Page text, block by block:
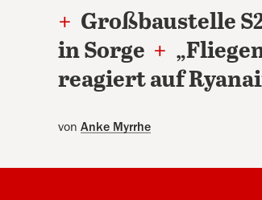
+ Großbaustelle
in Sorge +
reagiert auf
von Anke Myrrhe